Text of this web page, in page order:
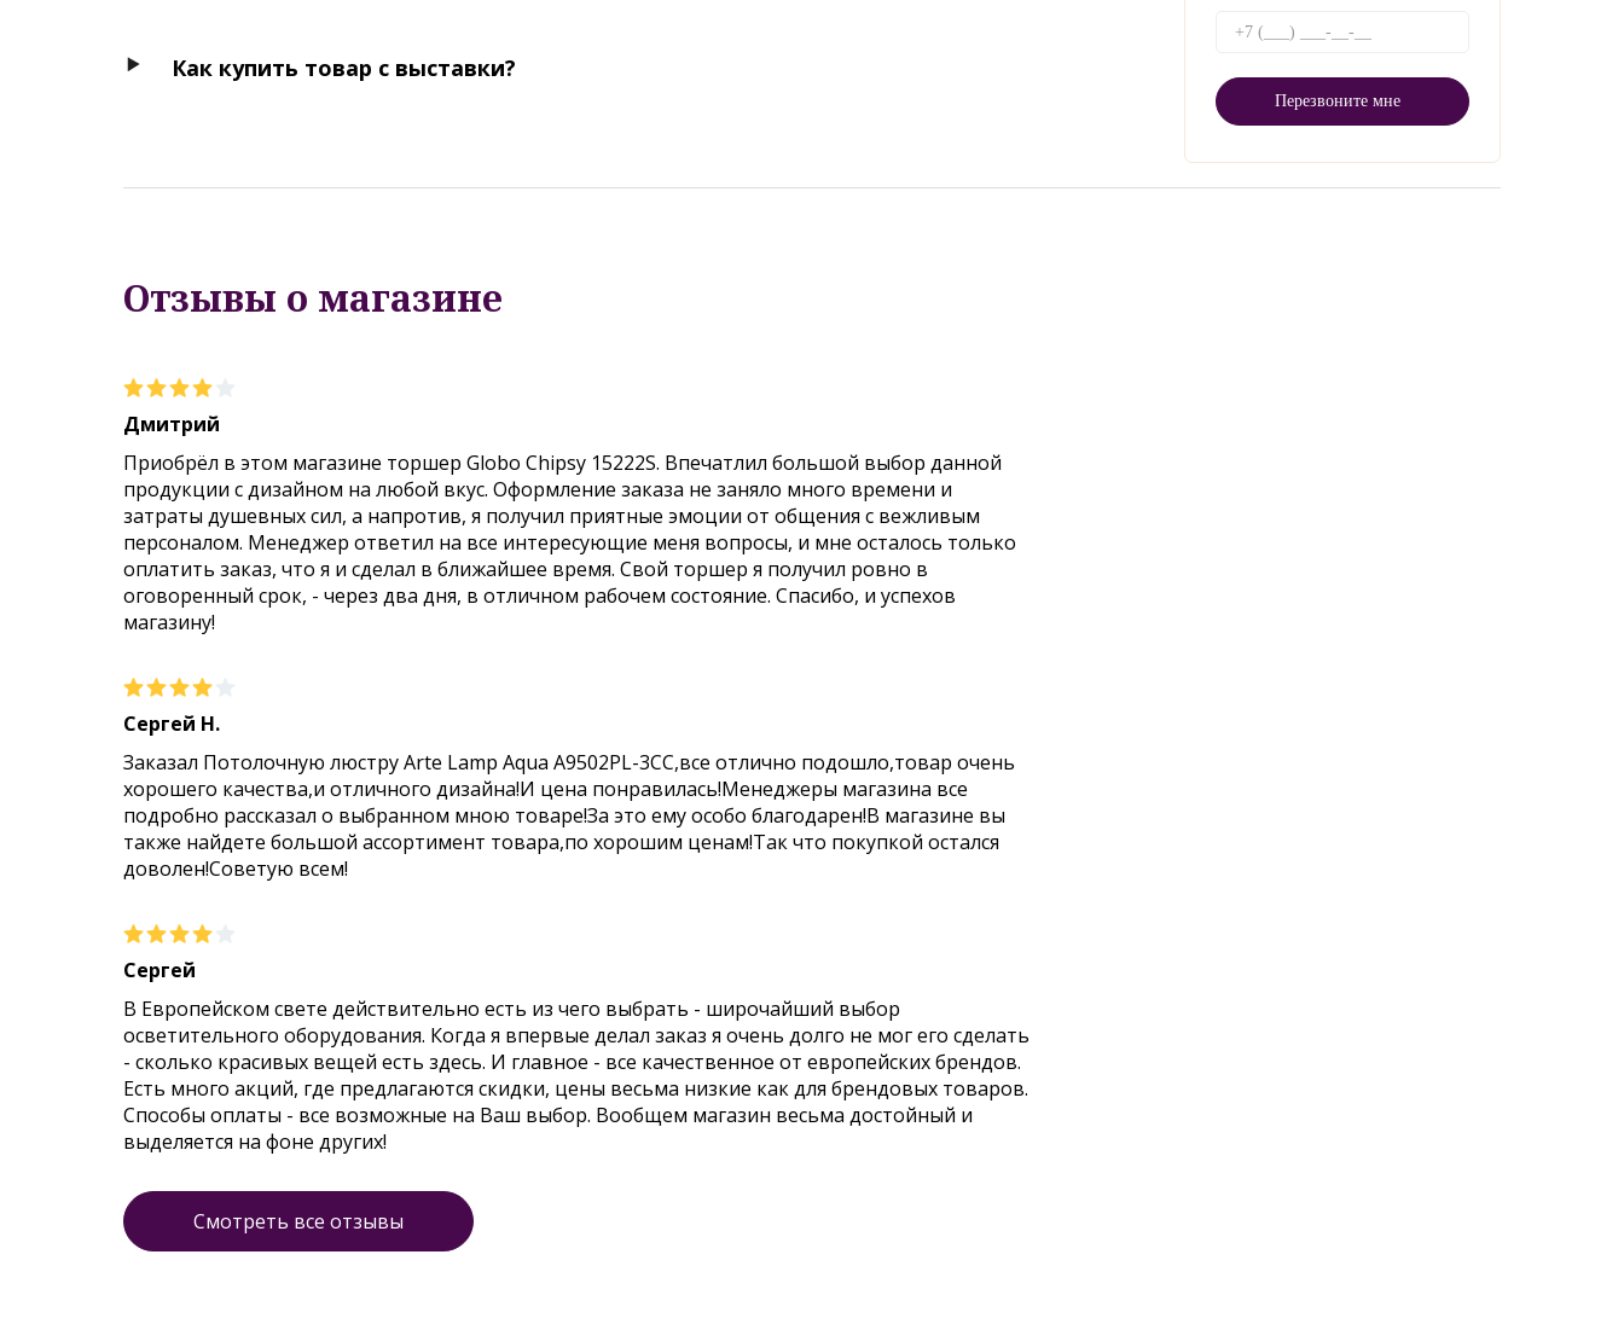
Как купить товар с выставки?
Отзывы о магазине
Дмитрий
Приобрёл в этом магазине торшер Globo Chipsy 15222S. Впечатлил большой выбор данной
продукции с дизайном на любой вкус. Оформление заказа не заняло много времени и
затраты душевных сил, а напротив, я получил приятные эмоции от общения с вежливым
персоналом. Менеджер ответил на все интересующие меня вопросы, и мне осталось только
оплатить заказ, что я и сделал в ближайшее время. Свой торшер я получил ровно в
оговоренный срок, - через два дня, в отличном рабочем состояние. Спасибо, и успехов
магазину!
Сергей Н.
Заказал Потолочную люстру Arte Lamp Aqua A9502PL-3CC,все отлично подошло,товар очень
хорошего качества,и отличного дизайна!И цена понравилась!Менеджеры магазина все
подробно рассказал о выбранном мною товаре!За это ему особо благодарен!В магазине вы
также найдете большой ассортимент товара,по хорошим ценам!Так что покупкой остался
доволен!Советую всем!
Сергей
В Европейском свете действительно есть из чего выбрать - широчайший выбор
осветительного оборудования. Когда я впервые делал заказ я очень долго не мог его сделать
- сколько красивых вещей есть здесь. И главное - все качественное от европейских брендов.
Есть много акций, где предлагаются скидки, цены весьма низкие как для брендовых товаров.
Способы оплаты - все возможные на Ваш выбор. Вообщем магазин весьма достойный и
выделяется на фоне других!
Смотреть все отзывы